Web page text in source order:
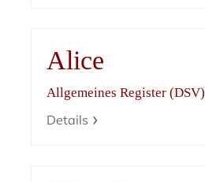
Alice
Allgemeines Register (DSV)
Details